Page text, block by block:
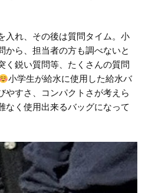
入れ、その後は質問タイム。小
から、担当者の方も調べないと
く鋭い質問等、たくさんの質問
小学生が給水に使用した給水バ
やすさ、コンパクトさが考えら
なく使用出来るバッグになって